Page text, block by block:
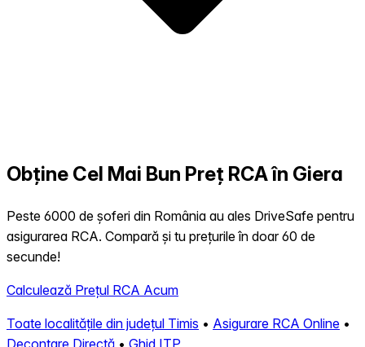
Obține Cel Mai Bun Preț RCA în Giera
Peste 6000 de șoferi din România au ales DriveSafe pentru
asigurarea RCA. Compară și tu prețurile în doar 60 de
secunde!
Calculează Prețul RCA Acum
Toate localitățile din județul Timis • Asigurare RCA Online •